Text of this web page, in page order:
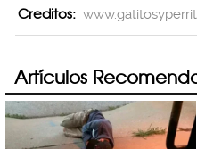
Creditos:
Artículos